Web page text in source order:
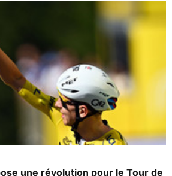
une révolution pour le Tour de